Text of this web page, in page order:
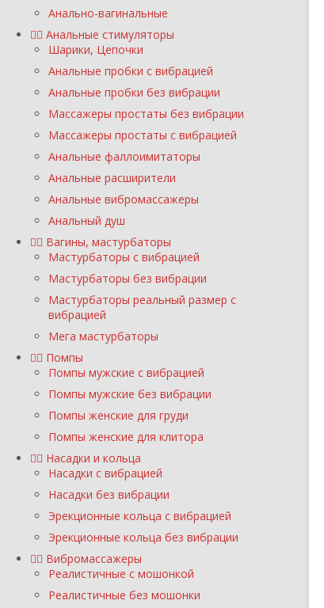
Анально-вагинальные
Анальные стимуляторы
Шарики, Цепочки
Анальные пробки с вибрацией
Анальные пробки без вибрации
Массажеры простаты без вибрации
Массажеры простаты с вибрацией
Анальные фаллоимитаторы
Анальные расширители
Анальные вибромассажеры
Анальный душ
Вагины, мастурбаторы
Мастурбаторы с вибрацией
Мастурбаторы без вибрации
Мастурбаторы реальный размер с
вибрацией
Мега мастурбаторы
Помпы
Помпы мужские с вибрацией
Помпы мужские без вибрации
Помпы женские для груди
Помпы женские для клитора
Насадки и кольца
Насадки с вибрацией
Насадки без вибрации
Эрекционные кольца с вибрацией
Эрекционные кольца без вибрации
Вибромассажеры
Реалистичные с мошонкой
Реалистичные без мошонки